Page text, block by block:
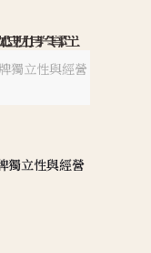
獨立性與經營
獨立性與經營